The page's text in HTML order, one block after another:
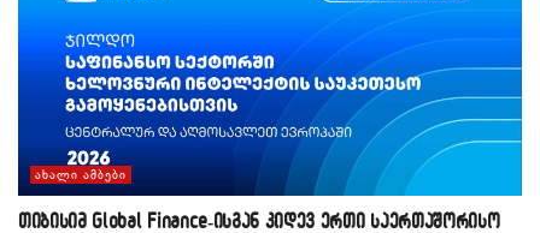
ᲐᲮᲐᲚᲘ ᲐᲛᲑᲔᲑᲘ
თიბისიმ Global Finance-ისგან კიდევ ერთი საერთაშორისო